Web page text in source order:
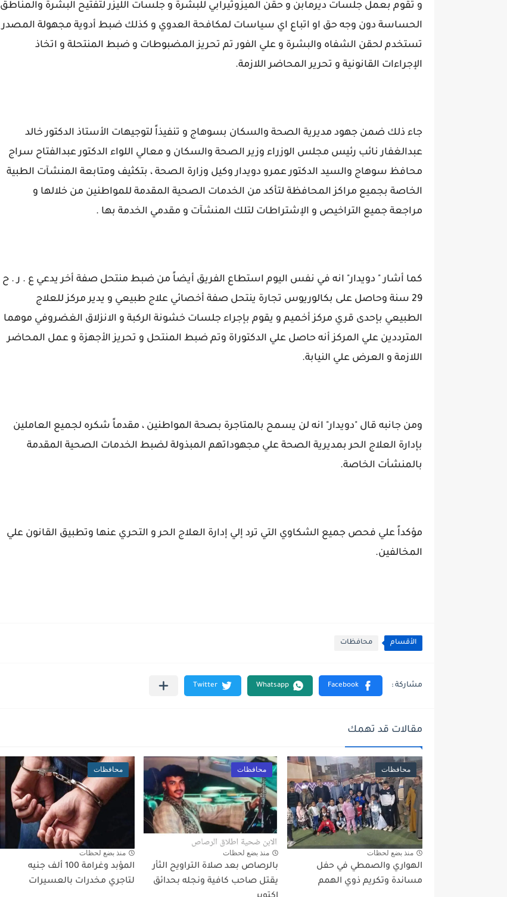
و تقوم بعمل جلسات ديرمابن و حقن الميزوثيرابي للبشرة و جلسات الليزر لتفتيح البشرة والمناطق
الحساسة دون وجه حق او اتباع اي سياسات لمكافحة العدوي و كذلك ضبط أدوية مجهولة المصدر
تستخدم لحقن الشفاه والبشرة و علي الفور تم تحريز المضبوطات و ضبط المنتحلة و اتخاذ
الإجراءات القانونية و تحرير المحاضر اللازمة.
جاء ذلك ضمن جهود مديرية الصحة والسكان بسوهاج و تنفيذاً لتوجيهات الأستاذ الدكتور خالد
عبدالغفار نائب رئيس مجلس الوزراء وزير الصحة والسكان و معالي اللواء الدكتور عبدالفتاح سراج
محافظ سوهاج والسيد الدكتور عمرو دويدار وكيل وزارة الصحة ، بتكثيف ومتابعة المنشآت الطبية
الخاصة بجميع مراكز المحافظة لتأكد من الخدمات الصحية المقدمة للمواطنين من خلالها و
مراجعة جميع التراخيص و الإشتراطات لتلك المنشآت و مقدمي الخدمة بها .
كما أشار " دويدار" انه في نفس اليوم استطاع الفريق أيضاً من ضبط منتحل صفة أخر يدعي ع . ر . ح
29 سنة وحاصل على بكالوريوس تجارة ينتحل صفة أخصائي علاج طبيعي و يدير مركز للعلاج
الطبيعي بإحدى قري مركز أخميم و يقوم بإجراء جلسات خشونة الركبة و الانزلاق الغضروفي موهما
المترددين علي المركز أنه حاصل علي الدكتوراة وتم ضبط المنتحل و تحريز الأجهزة و عمل المحاضر
اللازمة و العرض علي النيابة.
ومن جانبه قال "دويدار" انه لن يسمح بالمتاجرة بصحة المواطنين ، مقدماً شكره لجميع العاملين
بإدارة العلاج الحر بمديرية الصحة علي مجهوداتهم المبذولة لضبط الخدمات الصحية المقدمة
بالمنشأت الخاصة.
مؤكداً علي فحص جميع الشكاوي التي ترد إلي إدارة العلاج الحر و التحري عنها وتطبيق القانون علي
المخالفين.
الأقسام محافظات
مقالات قد تهمك
محافظات
منذ بضع لحظات
الهواري والصمطي في حفل
مساندة وتكريم ذوي الهمم
محافظات
منذ بضع لحظات
بالرصاص بعد صلاة التراويح الثأر
يقتل صاحب كافية ونجله بحدائق
محافظات
منذ بضع لحظات
المؤبد وغرامة 100 ألف جنيه
لتاجري مخدرات بالعسيرات